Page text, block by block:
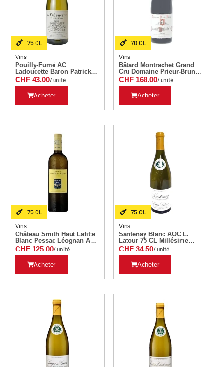
75 CL
Vins
Pouilly-Fumé AC
Ladoucette Baron Patrick
de Ladoucette 75 CL
Millésime 2022
CHF 43.00/ unité
Acheter
70 CL
Vins
Bâtard Montrachet Grand
Cru Domaine Prieur-Brunet
70 CL Millésime 2006
CHF 168.00/ unité
Acheter
75 CL
Vins
Château Smith Haut Lafitte
Blanc Pessac Léognan AC
75 CL Millésime 2007
CHF 125.00/ unité
Acheter
75 CL
Vins
Santenay Blanc AOC L.
Latour 75 CL Millésime
2021
CHF 34.50/ unité
Acheter